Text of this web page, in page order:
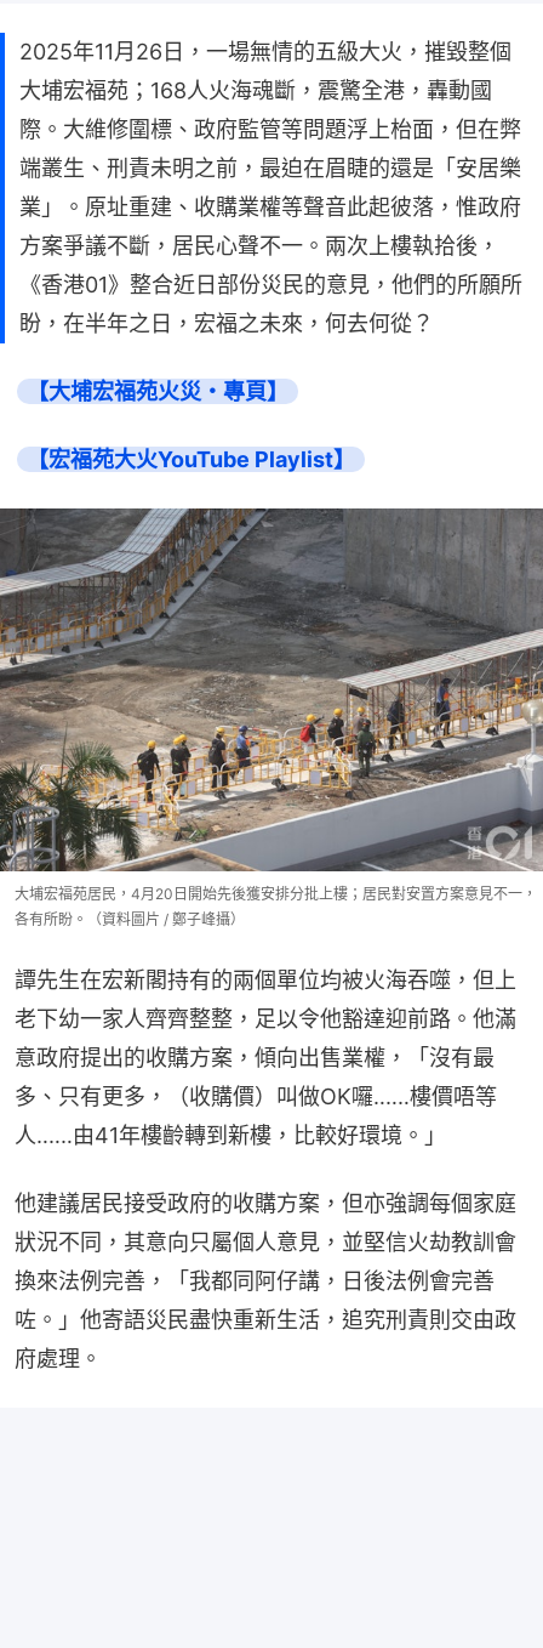
2025年11月26日，一場無情的五級大火，摧毀整個
大埔宏福苑；168人火海魂斷，震驚全港，轟動國
際。大維修圍標、政府監管等問題浮上枱面，但在弊
端叢生、刑責未明之前，最迫在眉睫的還是「安居樂
業」。原址重建、收購業權等聲音此起彼落，惟政府
方案爭議不斷，居民心聲不一。兩次上樓執拾後，
《香港01》整合近日部份災民的意見，他們的所願所
盼，在半年之日，宏福之未來，何去何從？
【大埔宏福苑火災・專頁】
【宏福苑大火YouTube Playlist】
大埔宏福苑居民，4月20日開始先後獲安排分批上樓；居民對安置方案意見不一，
各有所盼。（資料圖片 / 鄭子峰攝）
譚先生在宏新閣持有的兩個單位均被火海吞噬，但上
老下幼一家人齊齊整整，足以令他豁達迎前路。他滿
意政府提出的收購方案，傾向出售業權，「沒有最
多、只有更多，（收購價）叫做OK囉‥‥‥樓價唔等
人‥‥‥由41年樓齡轉到新樓，比較好環境。」
他建議居民接受政府的收購方案，但亦強調每個家庭
狀況不同，其意向只屬個人意見，並堅信火劫教訓會
換來法例完善，「我都同阿仔講，日後法例會完善
咗。」他寄語災民盡快重新生活，追究刑責則交由政
府處理。